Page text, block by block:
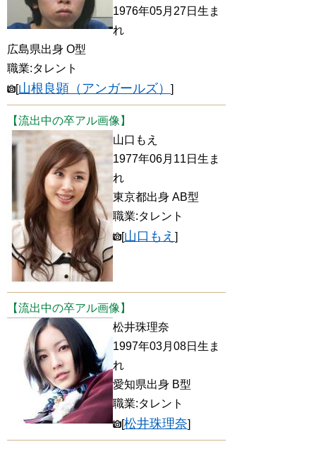
1976年05月27日生ま
れ
広島県出身 O型
職業:タレント
[山根良顕（アンガールズ） ]
【流出中の卒アル画像】
山口もえ
1977年06月11日生ま
れ
東京都出身 AB型
職業:タレント
[山口もえ ]
【流出中の卒アル画像】
松井珠理奈
1997年03月08日生ま
れ
愛知県出身 B型
職業:タレント
[松井珠理奈]